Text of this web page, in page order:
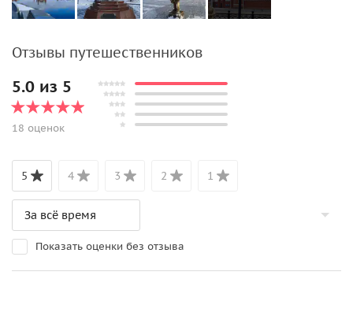
Отзывы путешественников
5.0 из 5
18 оценок
5 4 3 2 1
Показать оценки без отзыва